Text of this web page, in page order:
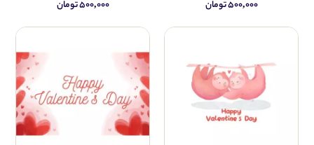
۵۰۰,۰۰۰ تومان ۵۰۰,۰۰۰ تومان